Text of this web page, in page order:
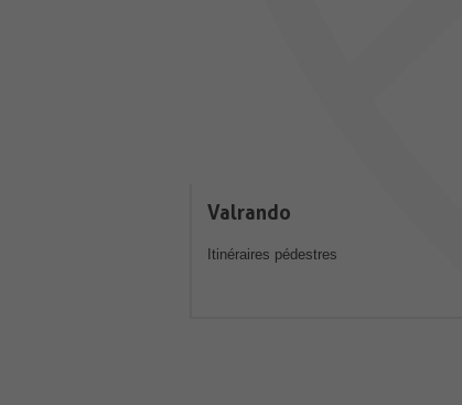
Valrando
Itinéraires pédestres